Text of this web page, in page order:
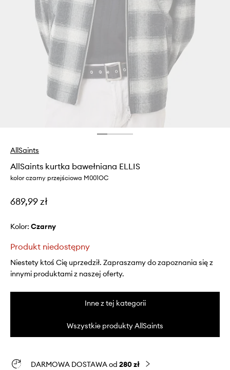
AllSaints
AllSaints kurtka bawełniana ELLIS
kolor czarny przejściowa M001OC
689,99 zł
Kolor: czarny
Produkt niedostępny
Niestety ktoś Cię uprzedził. Zapraszamy do zapoznania się z
innymi produktami z naszej oferty.
Inne z tej kategorii
Wszystkie produkty AllSaints
DARMOWA DOSTAWA od 280 zł